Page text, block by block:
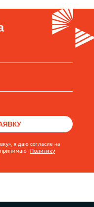
я даю согласие на
принимаю Политику